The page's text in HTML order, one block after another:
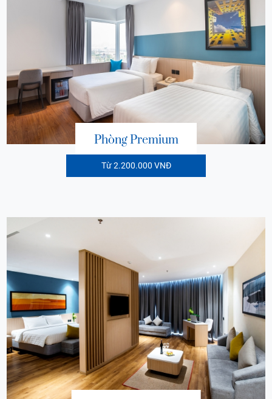
Phòng Premium
Từ 2.200.000 VNĐ